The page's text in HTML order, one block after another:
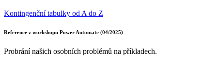
Kontingenční tabulky od A do Z
Reference z workshopu Power Automate (04/2025)
Probrání našich osobních problémů na příkladech.